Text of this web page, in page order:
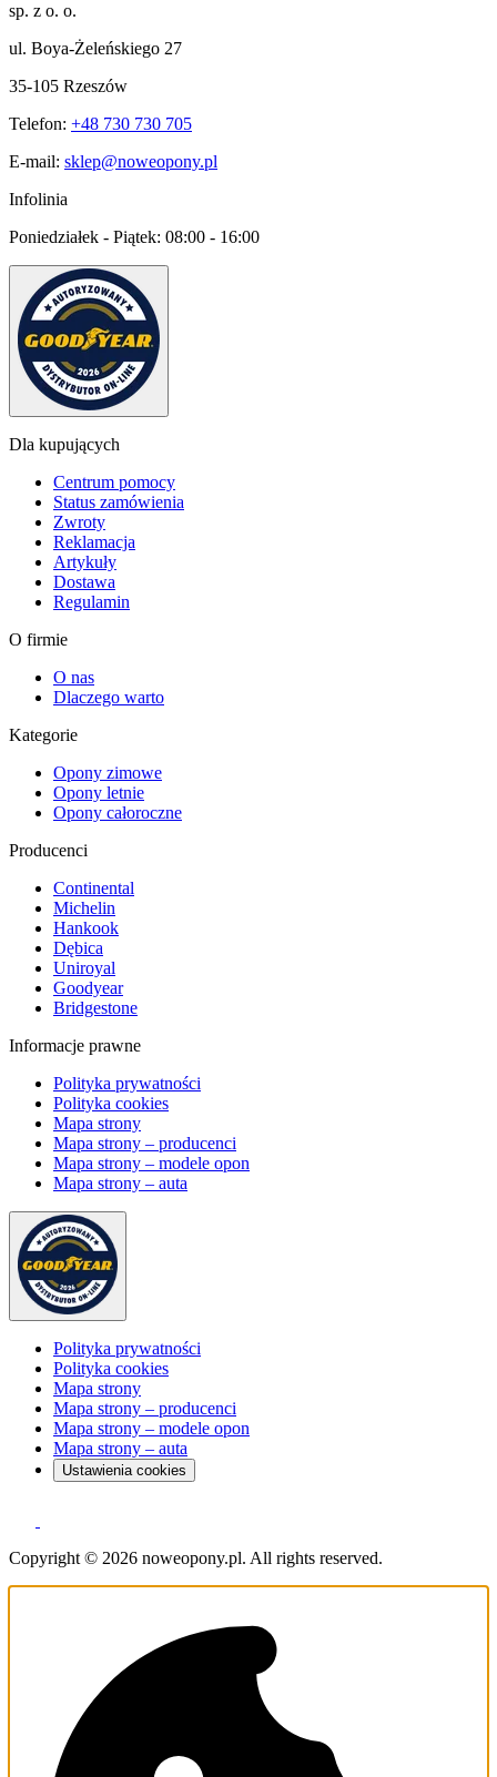
sp. z o. o.
ul. Boya-Żeleńskiego 27
35-105 Rzeszów
Telefon: +48 730 730 705
E-mail: sklep@noweopony.pl
Infolinia
Poniedziałek - Piątek: 08:00 - 16:00
Dla kupujących
Centrum pomocy
Status zamówienia
Zwroty
Reklamacja
Artykuły
Dostawa
Regulamin
O firmie
O nas
Dlaczego warto
Kategorie
Opony zimowe
Opony letnie
Opony całoroczne
Producenci
Continental
Michelin
Hankook
Dębica
Uniroyal
Goodyear
Bridgestone
Informacje prawne
Polityka prywatności
Polityka cookies
Mapa strony
Mapa strony – producenci
Mapa strony – modele opon
Mapa strony – auta
Polityka prywatności
Polityka cookies
Mapa strony
Mapa strony – producenci
Mapa strony – modele opon
Mapa strony – auta
Ustawienia cookies
Copyright © 2026 noweopony.pl. All rights reserved.